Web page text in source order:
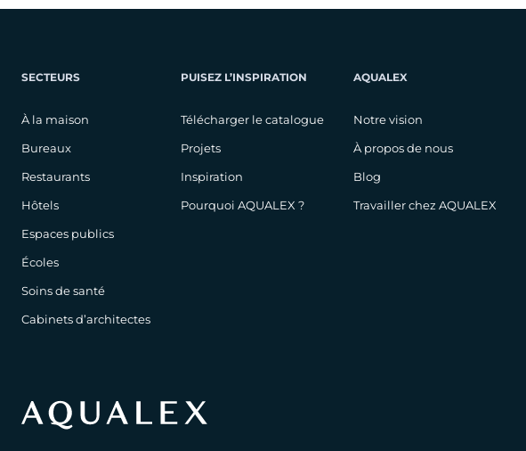
SECTEURS
À la maison
Bureaux
Restaurants
Hôtels
Espaces publics
Écoles
Soins de santé
Cabinets d’architectes
PUISEZ L’INSPIRATION
Télécharger le catalogue
Projets
Inspiration
Pourquoi AQUALEX ?
AQUALEX
Notre vision
À propos de nous
Blog
Travailler chez AQUALEX